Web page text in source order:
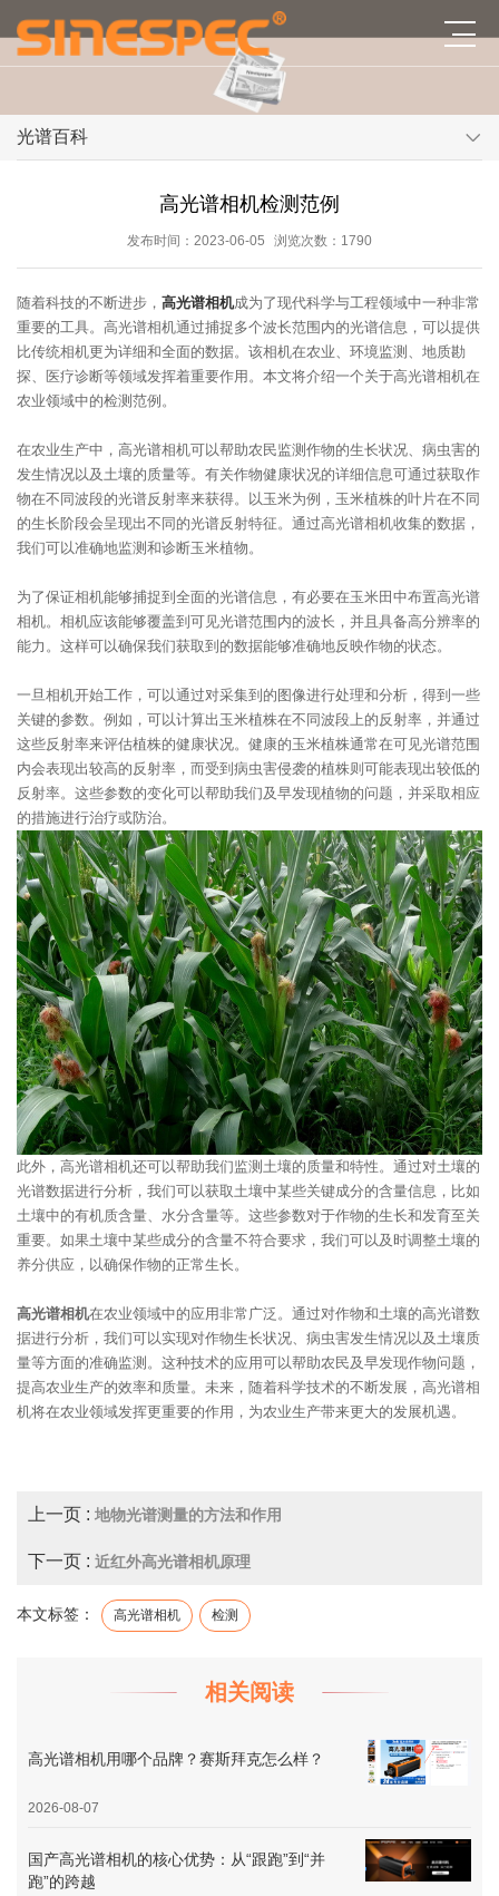
光谱百科
高光谱相机检测范例
发布时间：2023-06-05 浏览次数：1790
随着科技的不断进步， 高光谱相机成为了现代科学与工程领域中一种非常
重要的工具。高光谱相机通过捕捉多个波长范围内的光谱信息，可以提供
比传统相机更为详细和全面的数据。该相机在农业、环境监测、地质勘
探、医疗诊断等领域发挥着重要作用。本文将介绍一个关于高光谱相机在
农业领域中的检测范例。
在农业生产中，高光谱相机可以帮助农民监测作物的生长状况、病虫害的
发生情况以及土壤的质量等。有关作物健康状况的详细信息可通过获取作
物在不同波段的光谱反射率来获得。以玉米为例，玉米植株的叶片在不同
的生长阶段会呈现出不同的光谱反射特征。通过高光谱相机收集的数据，
我们可以准确地监测和诊断玉米植物。
为了保证相机能够捕捉到全面的光谱信息，有必要在玉米田中布置高光谱
相机。相机应该能够覆盖到可见光谱范围内的波长，并且具备高分辨率的
能力。这样可以确保我们获取到的数据能够准确地反映作物的状态。
一旦相机开始工作，可以通过对采集到的图像进行处理和分析，得到一些
关键的参数。例如，可以计算出玉米植株在不同波段上的反射率，并通过
这些反射率来评估植株的健康状况。健康的玉米植株通常在可见光谱范围
内会表现出较高的反射率，而受到病虫害侵袭的植株则可能表现出较低的
反射率。这些参数的变化可以帮助我们及早发现植物的问题，并采取相应
的措施进行治疗或防治。
此外，高光谱相机还可以帮助我们监测土壤的质量和特性。通过对土壤的
光谱数据进行分析，我们可以获取土壤中某些关键成分的含量信息，比如
土壤中的有机质含量、水分含量等。这些参数对于作物的生长和发育至关
重要。如果土壤中某些成分的含量不符合要求，我们可以及时调整土壤的
养分供应，以确保作物的正常生长。
高光谱相机在农业领域中的应用非常广泛。通过对作物和土壤的高光谱数
据进行分析，我们可以实现对作物生长状况、病虫害发生情况以及土壤质
量等方面的准确监测。这种技术的应用可以帮助农民及早发现作物问题，
提高农业生产的效率和质量。未来，随着科学技术的不断发展，高光谱相
机将在农业领域发挥更重要的作用，为农业生产带来更大的发展机遇。
上一页 : 地物光谱测量的方法和作用
下一页 : 近红外高光谱相机原理
本文标签： 高光谱相机 检测
相关阅读
高光谱相机用哪个品牌？赛斯拜克怎么样？
2026-08-07
国产高光谱相机的核心优势：从“跟跑”到“并
跑”的跨越